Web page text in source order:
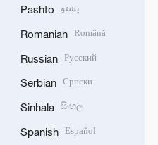
Pashto پښتو
Romanian Română
Russian Русский
Serbian Српски
Sinhala සිංහල
Spanish Español